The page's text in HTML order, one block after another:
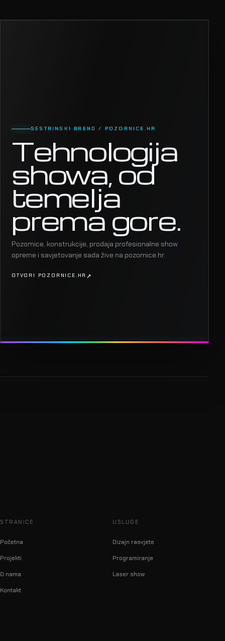
SESTRINSKI BREND / POZORNICE.HR
Tehnologija
showa, od
temelja
prema gore.
Pozornice, konstrukcije, prodaja profesionalne show
opreme i savjetovanje sada žive na pozornice.hr.
OTVORI POZORNICE.HR
STRANICE
Početna
Projekti
O nama
Kontakt
USLUGE
Dizajn rasvjete
Programiranje
Laser show